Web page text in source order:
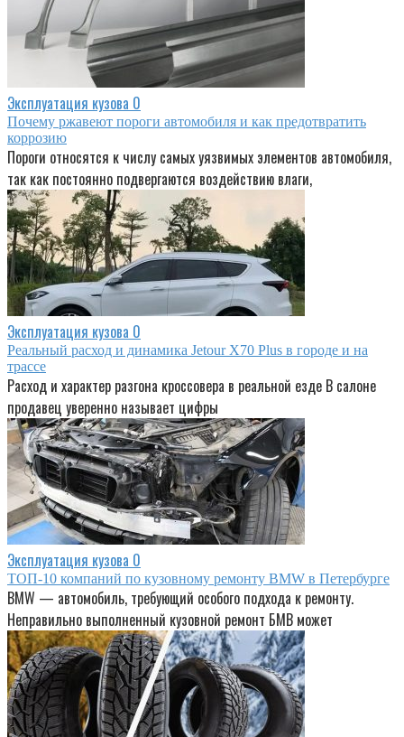
Эксплуатация кузова 0
Почему ржавеют пороги автомобиля и как предотвратить
коррозию
Пороги относятся к числу самых уязвимых элементов автомобиля,
так как постоянно подвергаются воздействию влаги,
Эксплуатация кузова 0
Реальный расход и динамика Jetour X70 Plus в городе и на
трассе
Расход и характер разгона кроссовера в реальной езде В салоне
продавец уверенно называет цифры
Эксплуатация кузова 0
ТОП-10 компаний по кузовному ремонту BMW в Петербурге
BMW — автомобиль, требующий особого подхода к ремонту.
Неправильно выполненный кузовной ремонт БМВ может